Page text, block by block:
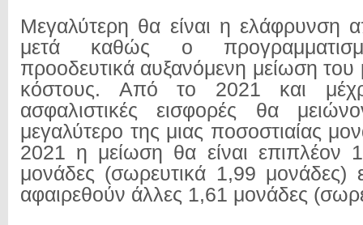
Μεγαλύτερη θα είναι η ελάφρυνση
μετά καθώς ο
προοδευτικά αυξανόμενη μείωση του
κόστους. Από το 2021 και
ασφαλιστικές εισφορές θα
μεγαλύτερο της μιας ποσοστιαίας
2021 η μείωση θα είναι επιπλέον
μονάδες (σωρευτικά 1,99
αφαιρεθούν άλλες 1,61 μονάδες